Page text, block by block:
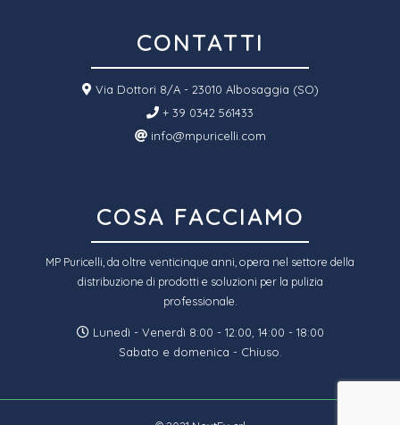
CONTATTI
Via Dottori 8/A - 23010 Albosaggia (SO)
+ 39 0342 561433
info@mpuricelli.com
COSA FACCIAMO
MP Puricelli, da oltre venticinque anni, opera nel settore della
distribuzione di prodotti e soluzioni per la pulizia
professionale.
Lunedì - Venerdì 8:00 - 12:00, 14:00 - 18:00
Sabato e domenica - Chiuso.